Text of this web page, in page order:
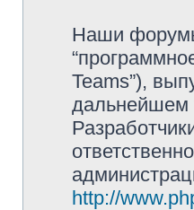
Наши
Teams”),
дальнейшем
http://